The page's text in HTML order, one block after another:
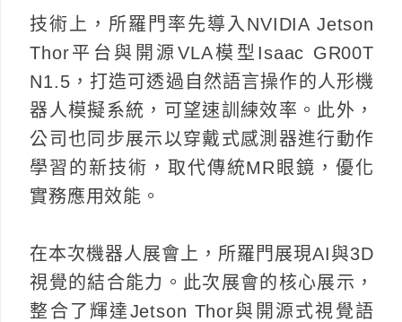
技術上，所羅門率先導入NVIDIA Jetson
Thor平台與開源VLA模型Isaac GR00T
N1.5，打造可透過自然語言操作的人形機
器人模擬系統，可望速訓練效率。此外，
公司也同步展示以穿戴式感測器進行動作
學習的新技術，取代傳統MR眼鏡，優化
實務應用效能。
在本次機器人展會上，所羅門展現AI與3D
視覺的結合能力。此次展會的核心展示，
整合了輝達Jetson Thor與開源式視覺語